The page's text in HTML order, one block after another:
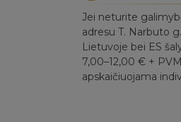
Jei neturite
adresu T. Narbuto
Lietuvoje bei ES
7,00–12,00 € +
apskaičiuojama